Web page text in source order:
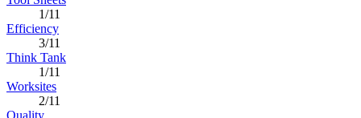
1/11
Efficiency
3/11
Think Tank
1/11
Worksites
2/11
Quality